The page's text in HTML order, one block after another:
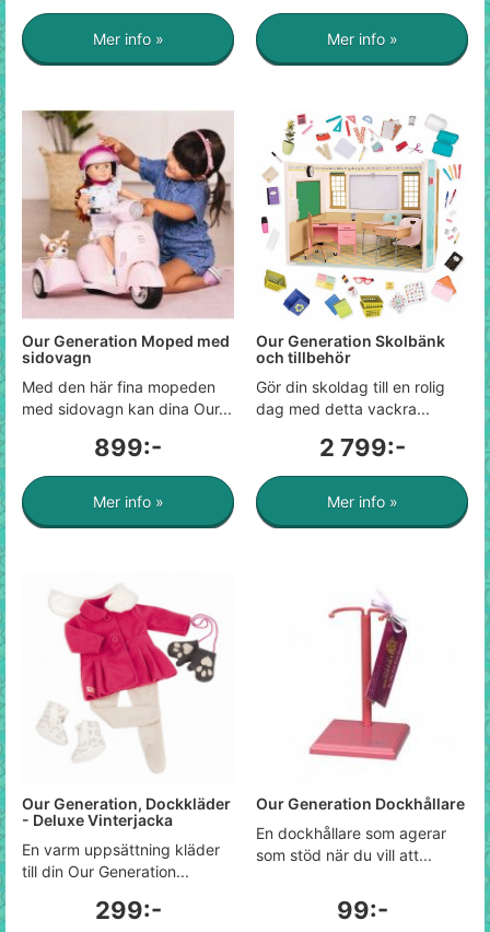
Mer info » Mer info »
Our Generation Moped med
sidovagn
Med den här fina mopeden
med sidovagn kan dina Our...
899:-
Mer info »
Our Generation Skolbänk
och tillbehör
Gör din skoldag till en rolig
dag med detta vackra...
2 799:-
Mer info »
Our Generation, Dockkläder
- Deluxe Vinterjacka
En varm uppsättning kläder
till din Our Generation...
299:-
Our Generation Dockhållare
En dockhållare som agerar
som stöd när du vill att...
99:-